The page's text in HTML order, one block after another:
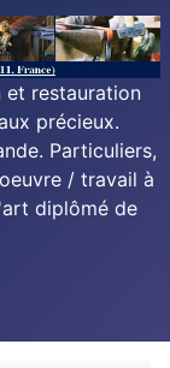
et restauration
précieux.
Particuliers,
/ travail à
diplômé de